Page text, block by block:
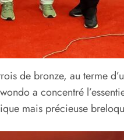
de bronze, au terme
a concentré
mais précieuse